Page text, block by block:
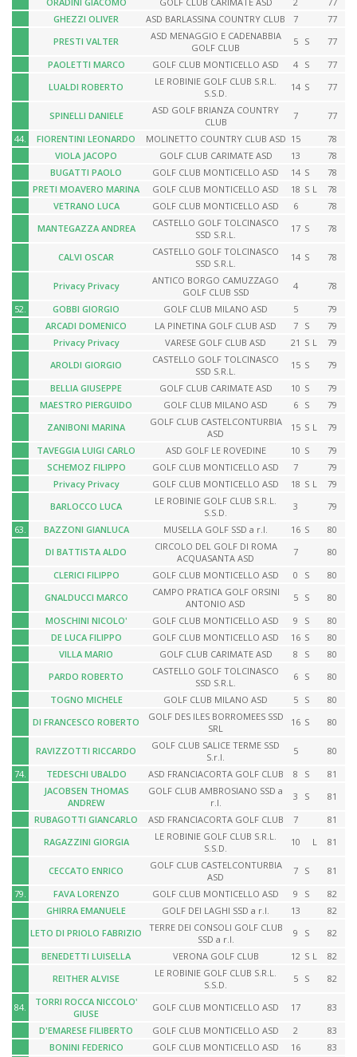
GHEZZI OLIVER
ASD BARLASSINA COUNTRY CLUB 7
77
PRESTI VALTER
ASD MENAGGIO E CADENABBIA
GOLF CLUB
5 S
77
PAOLETTI MARCO
GOLF CLUB MONTICELLO ASD 4 S
77
LUALDI ROBERTO
LE ROBINIE GOLF CLUB S.R.L.
S.S.D.
14 S 77
SPINELLI DANIELE
ASD GOLF BRIANZA COUNTRY
CLUB
7
77
44.
FIORENTINI LEONARDO MOLINETTO COUNTRY CLUB ASD 15
78
VIOLA JACOPO
GOLF CLUB CARIMATE ASD 13
78
BUGATTI PAOLO
GOLF CLUB MONTICELLO ASD 14 S
78
PRETI MOAVERO MARINA
GOLF CLUB MONTICELLO ASD 18 S L
78
VETRANO LUCA
GOLF CLUB MONTICELLO ASD 6
78
MANTEGAZZA ANDREA
CASTELLO GOLF TOLCINASCO
SSD S.R.L.
17 S 78
CALVI OSCAR
CASTELLO GOLF TOLCINASCO
SSD S.R.L.
14 S 78
Privacy Privacy
ANTICO BORGO CAMUZZAGO
GOLF CLUB SSD
4
78
52.
GOBBI GIORGIO GOLF CLUB MILANO ASD 5
79
ARCADI DOMENICO
LA PINETINA GOLF CLUB ASD 7 S
79
Privacy Privacy
VARESE GOLF CLUB ASD 21 S L
79
AROLDI GIORGIO
CASTELLO GOLF TOLCINASCO
SSD S.R.L.
15 S
79
BELLIA GIUSEPPE
GOLF CLUB CARIMATE ASD 10 S
79
MAESTRO PIERGUIDO
GOLF CLUB MILANO ASD 6 S
79
ZANIBONI MARINA
GOLF CLUB CASTELCONTURBIA
ASD
15 S L
79
TAVEGGIA LUIGI CARLO
ASD GOLF LE ROVEDINE 10 S
79
SCHEMOZ FILIPPO
GOLF CLUB MONTICELLO ASD 7
79
Privacy Privacy
GOLF CLUB MONTICELLO ASD 18 S L
79
BARLOCCO LUCA
LE ROBINIE GOLF CLUB S.R.L.
S.S.D.
3
79
63.
BAZZONI GIANLUCA MUSELLA GOLF SSD a r.l. 16 S
80
DI BATTISTA ALDO
CIRCOLO DEL GOLF DI ROMA
ACQUASANTA ASD
7
80
CLERICI FILIPPO
GOLF CLUB MONTICELLO ASD 0 S
80
GNALDUCCI MARCO
CAMPO PRATICA GOLF ORSINI
ANTONIO ASD
5 S
80
MOSCHINI NICOLO'
GOLF CLUB MONTICELLO ASD 9 S
80
DE LUCA FILIPPO
GOLF CLUB MONTICELLO ASD 16 S
80
VILLA MARIO
GOLF CLUB CARIMATE ASD 8 S
80
PARDO ROBERTO
CASTELLO GOLF TOLCINASCO
SSD S.R.L.
6 S
80
TOGNO MICHELE
GOLF CLUB MILANO ASD 5 S
80
DI FRANCESCO ROBERTO
GOLF DES ILES BORROMEES SSD
SRL
16 S 80
RAVIZZOTTI RICCARDO
GOLF CLUB SALICE TERME SSD
S.r.l.
5
80
74.
TEDESCHI UBALDO ASD FRANCIACORTA GOLF CLUB 8 S
81
JACOBSEN THOMAS
ANDREW
GOLF CLUB AMBROSIANO SSD a
r.l.
3 S
81
RUBAGOTTI GIANCARLO
ASD FRANCIACORTA GOLF CLUB 7
81
RAGAZZINI GIORGIA
LE ROBINIE GOLF CLUB S.R.L.
S.S.D.
10 L 81
CECCATO ENRICO
GOLF CLUB CASTELCONTURBIA
ASD
7 S
81
79.
FAVA LORENZO GOLF CLUB MONTICELLO ASD 9 S
82
GHIRRA EMANUELE
GOLF DEI LAGHI SSD a r.l. 13
82
LETO DI PRIOLO FABRIZIO
TERRE DEI CONSOLI GOLF CLUB
SSD a r.l.
9 S
82
BENEDETTI LUISELLA
VERONA GOLF CLUB 12 S L
82
REITHER ALVISE
LE ROBINIE GOLF CLUB S.R.L.
S.S.D.
5 S 82
84.
TORRI ROCCA NICCOLO'
GIUSE
GOLF CLUB MONTICELLO ASD 17
83
D'EMARESE FILIBERTO
GOLF CLUB MONTICELLO ASD 2
83
BONINI FEDERICO
GOLF CLUB MONTICELLO ASD 16
83